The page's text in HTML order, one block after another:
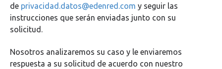
de privacidad.datos@edenred.com y seguir las
instrucciones que serán enviadas junto con su
solicitud.
Nosotros analizaremos su caso y le enviaremos
respuesta a su solicitud de acuerdo con nuestro